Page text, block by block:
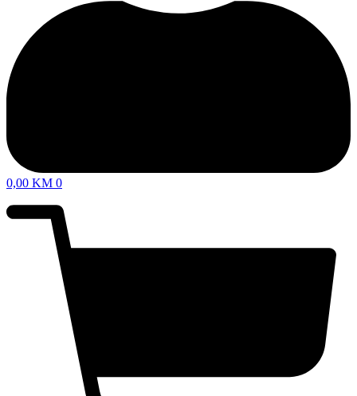
0,00 KM 0